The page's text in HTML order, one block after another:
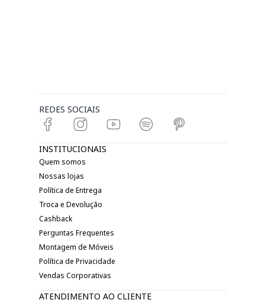
REDES SOCIAIS
INSTITUCIONAIS
Quem somos
Nossas lojas
Política de Entrega
Troca e Devolução
Cashback
Perguntas Frequentes
Montagem de Móveis
Política de Privacidade
Vendas Corporativas
ATENDIMENTO AO CLIENTE